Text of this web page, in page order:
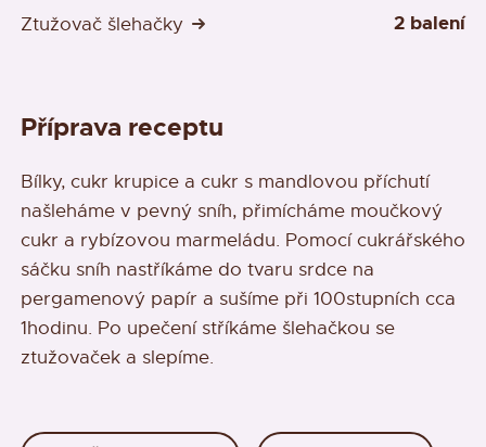
Ztužovač šlehačky 2 balení
Příprava receptu
Bílky, cukr krupice a cukr s mandlovou příchutí
našleháme v pevný sníh, přimícháme moučkový
cukr a rybízovou marmeládu. Pomocí cukrářského
sáčku sníh nastříkáme do tvaru srdce na
pergamenový papír a sušíme při 100stupních cca
1hodinu. Po upečení stříkáme šlehačkou se
ztužovaček a slepíme.